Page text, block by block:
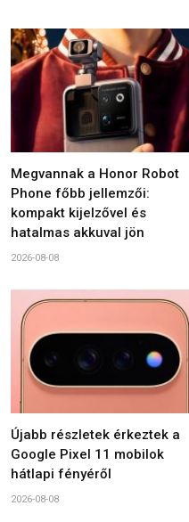
Megvannak a Honor Robot
Phone főbb jellemzői:
kompakt kijelzővel és
hatalmas akkuval jön
2026-08-08
Újabb részletek érkeztek a
Google Pixel 11 mobilok
hátlapi fényéről
2026-08-08